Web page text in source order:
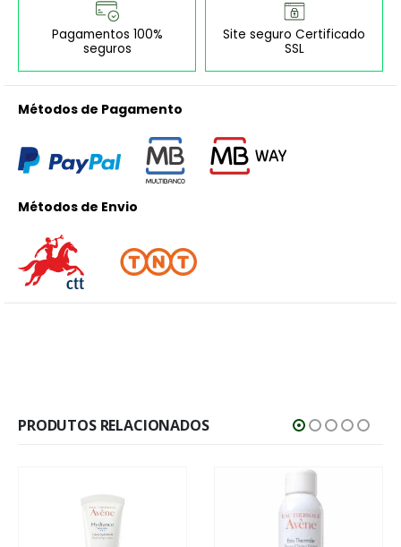
Pagamentos 100%
seguros
Site seguro Certificado
SSL
Métodos de Pagamento
Métodos de Envio
PRODUTOS RELACIONADOS